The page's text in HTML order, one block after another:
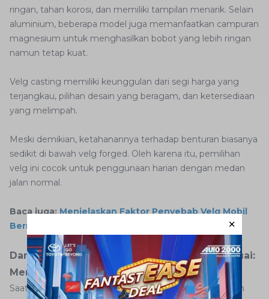
ringan, tahan korosi, dan memiliki tampilan menarik. Selain
aluminium, beberapa model juga memanfaatkan campuran
magnesium untuk menghasilkan bobot yang lebih ringan
namun tetap kuat.
Velg casting memiliki keunggulan dari segi harga yang
terjangkau, pilihan desain yang beragam, dan ketersediaan
yang melimpah.
Meski demikian, ketahanannya terhadap benturan biasanya
sedikit di bawah velg forged. Oleh karena itu, pemilihan
velg ini cocok untuk penggunaan harian dengan medan
jalan normal.
Baca juga: Menjelaskan Faktor Penyebab Velg Mobil
Bermasalah dan Tips Mencegahnya
Dampak Memilih Velg Mobil yang Tidak Sesuai:
Memahami Konsekuensi Penting
Saat membeli mobil, tentunya Anda akan mendapatkan